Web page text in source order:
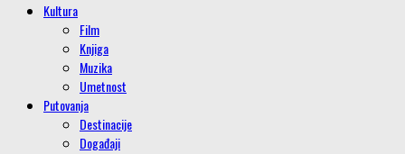
Kultura
Film
Knjiga
Muzika
Umetnost
Putovanja
Destinacije
Događaji